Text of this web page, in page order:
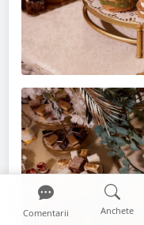
Comentarii Anchete